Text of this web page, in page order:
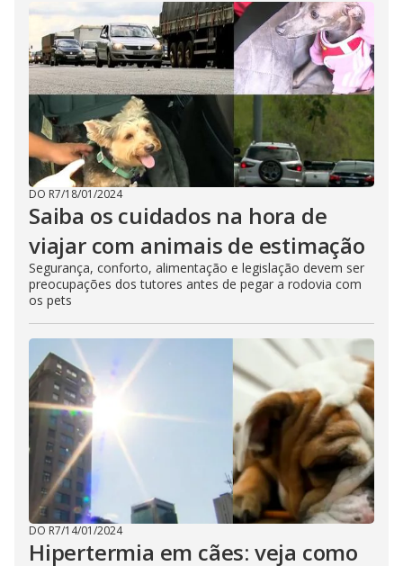
DO R7/18/01/2024
Saiba os cuidados na hora de
viajar com animais de estimação
Segurança, conforto, alimentação e legislação devem ser
preocupações dos tutores antes de pegar a rodovia com
os pets
DO R7/14/01/2024
Hipertermia em cães: veja como